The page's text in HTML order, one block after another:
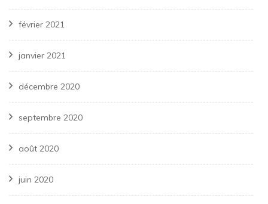
février 2021
janvier 2021
décembre 2020
septembre 2020
août 2020
juin 2020